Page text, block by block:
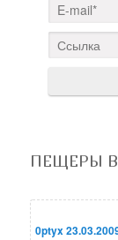
ПЕЩЕРЫ
0ptyx